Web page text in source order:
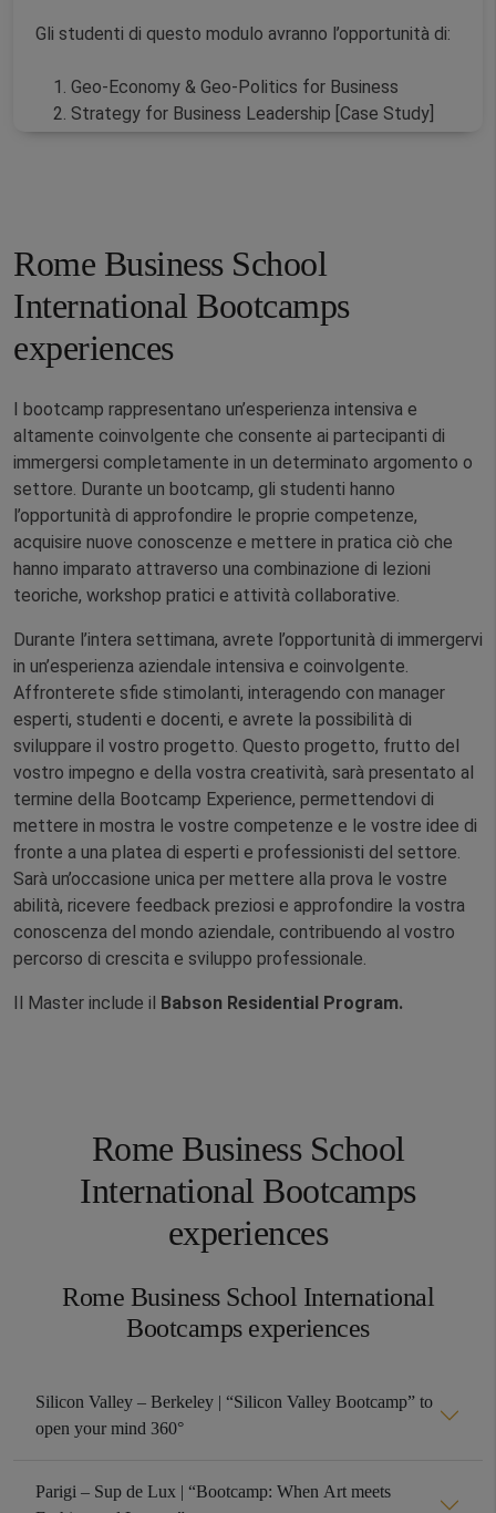
Gli studenti di questo modulo avranno l’opportunità di:
Geo-Economy & Geo-Politics for Business​
Strategy for Business Leadership [Case Study]​
Rome Business School
International Bootcamps
experiences
I bootcamp rappresentano un’esperienza intensiva e
altamente coinvolgente che consente ai partecipanti di
immergersi completamente in un determinato argomento o
settore. Durante un bootcamp, gli studenti hanno
l’opportunità di approfondire le proprie competenze,
acquisire nuove conoscenze e mettere in pratica ciò che
hanno imparato attraverso una combinazione di lezioni
teoriche, workshop pratici e attività collaborative.
Durante l’intera settimana, avrete l’opportunità di immergervi
in un’esperienza aziendale intensiva e coinvolgente.
Affronterete sfide stimolanti, interagendo con manager
esperti, studenti e docenti, e avrete la possibilità di
sviluppare il vostro progetto. Questo progetto, frutto del
vostro impegno e della vostra creatività, sarà presentato al
termine della Bootcamp Experience, permettendovi di
mettere in mostra le vostre competenze e le vostre idee di
fronte a una platea di esperti e professionisti del settore.
Sarà un’occasione unica per mettere alla prova le vostre
abilità, ricevere feedback preziosi e approfondire la vostra
conoscenza del mondo aziendale, contribuendo al vostro
percorso di crescita e sviluppo professionale.
Il Master include il Babson Residential Program.
Rome Business School
International Bootcamps
experiences
Rome Business School International
Bootcamps experiences
Silicon Valley – Berkeley | “Silicon Valley Bootcamp” to
open your mind 360°
Parigi – Sup de Lux | “Bootcamp: When Art meets